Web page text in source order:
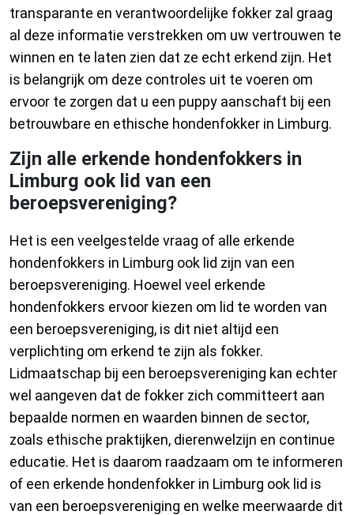
transparante en verantwoordelijke fokker zal graag
al deze informatie verstrekken om uw vertrouwen te
winnen en te laten zien dat ze echt erkend zijn. Het
is belangrijk om deze controles uit te voeren om
ervoor te zorgen dat u een puppy aanschaft bij een
betrouwbare en ethische hondenfokker in Limburg.
Zijn alle erkende hondenfokkers in
Limburg ook lid van een
beroepsvereniging?
Het is een veelgestelde vraag of alle erkende
hondenfokkers in Limburg ook lid zijn van een
beroepsvereniging. Hoewel veel erkende
hondenfokkers ervoor kiezen om lid te worden van
een beroepsvereniging, is dit niet altijd een
verplichting om erkend te zijn als fokker.
Lidmaatschap bij een beroepsvereniging kan echter
wel aangeven dat de fokker zich committeert aan
bepaalde normen en waarden binnen de sector,
zoals ethische praktijken, dierenwelzijn en continue
educatie. Het is daarom raadzaam om te informeren
of een erkende hondenfokker in Limburg ook lid is
van een beroepsvereniging en welke meerwaarde dit